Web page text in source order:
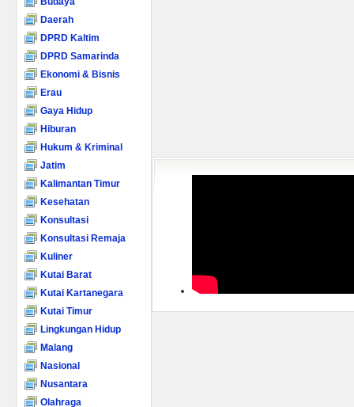
Daerah
DPRD Kaltim
DPRD Samarinda
Ekonomi & Bisnis
Erau
Gaya Hidup
Hiburan
Hukum & Kriminal
Jatim
Kalimantan Timur
Kesehatan
Konsultasi
Konsultasi Remaja
Kuliner
Kutai Barat
Kutai Kartanegara
Kutai Timur
Lingkungan Hidup
Malang
Nasional
Nusantara
Olahraga